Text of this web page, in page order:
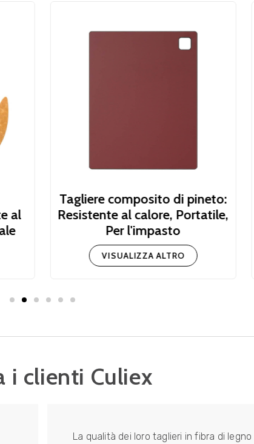
al
Tagliere composito di pineto:
Resistente al calore, Portatile,
Per l'impasto
VISUALIZZA ALTRO
i clienti Culiex
La qualità dei loro taglieri in fibra di